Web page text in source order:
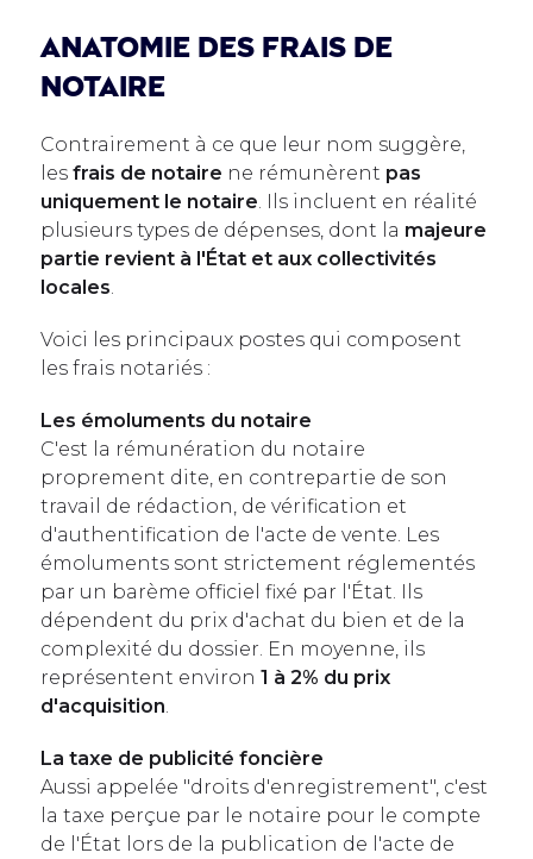
Anatomie des frais de
notaire
Contrairement à ce que leur nom suggère,
les frais de notaire ne rémunèrent pas
uniquement le notaire. Ils incluent en réalité
plusieurs types de dépenses, dont la majeure
partie revient à l'État et aux collectivités
locales.
Voici les principaux postes qui composent
les frais notariés :
Les émoluments du notaire
C'est la rémunération du notaire
proprement dite, en contrepartie de son
travail de rédaction, de vérification et
d'authentification de l'acte de vente. Les
émoluments sont strictement réglementés
par un barème officiel fixé par l'État. Ils
dépendent du prix d'achat du bien et de la
complexité du dossier. En moyenne, ils
représentent environ 1 à 2% du prix
d'acquisition.
La taxe de publicité foncière
Aussi appelée "droits d'enregistrement", c'est
la taxe perçue par le notaire pour le compte
de l'État lors de la publication de l'acte de